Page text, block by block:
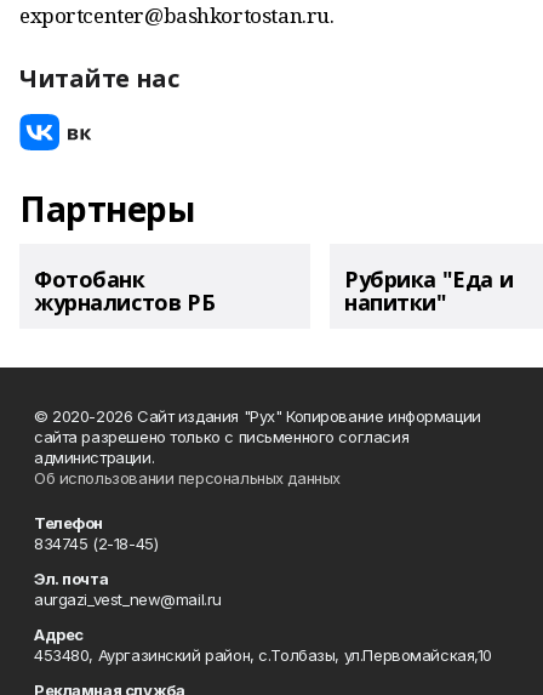
exportcenter@bashkortostan.ru.
Читайте нас
Партнеры
Фотобанк
журналистов РБ
Рубрика "Еда и
напитки"
© 2020-2026 Сайт издания "Рух" Копирование информации
сайта разрешено только с письменного согласия
администрации.
Об использовании персональных данных
Телефон
834745 (2-18-45)
Эл. почта
aurgazi_vest_new@mail.ru
Адрес
453480, Аургазинский район, с.Толбазы, ул.Первомайская,10
Рекламная служба